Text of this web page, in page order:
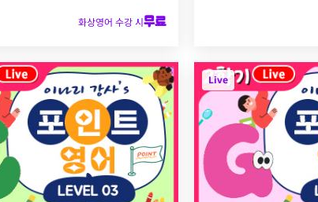
화상영어 수강 시무료
Live